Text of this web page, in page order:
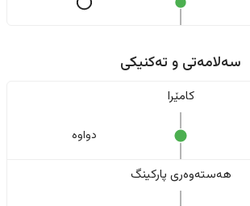
سەلامەتی و تەکنیکی
کامێرا
دواوە
هەستەوەری پارکینگ